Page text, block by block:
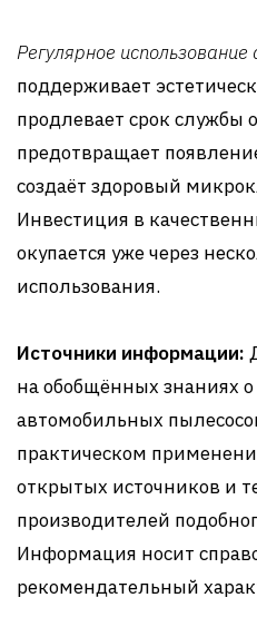
Регулярное использование
поддерживает
продлевает срок службы
предотвращает
создаёт здоровый
Инвестиция в
окупается уже через
использования.
Источники информации:
на обобщённых знаниях о
автомобильных
практическом
открытых источников и
производителей
Информация носит
рекомендательный